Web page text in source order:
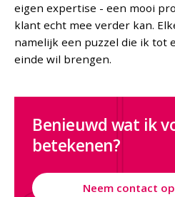
eigen expertise - een mooi
klant echt mee verder kan.
namelijk een puzzel die ik tot
einde wil brengen.
Benieuwd wat ik
betekenen?
Neem contact